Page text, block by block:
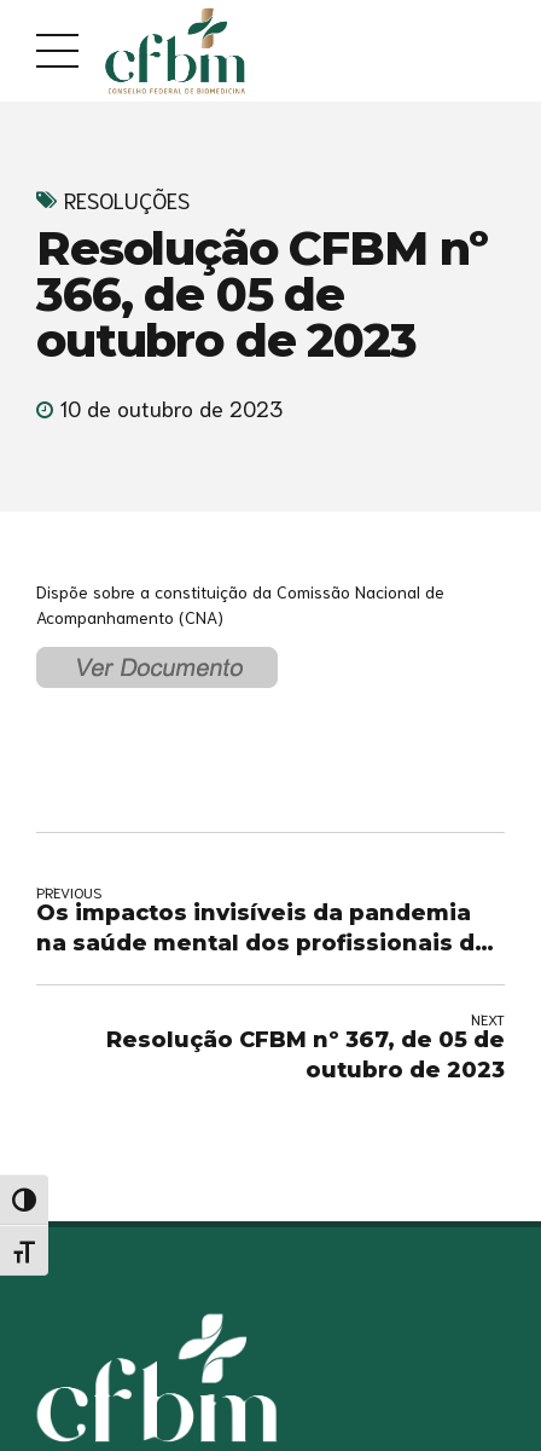
conteúdo
navegação
Alternar alto contraste
Alternar tamanho da fonte
RESOLUÇÕES
Resolução CFBM nº
366, de 05 de
outubro de 2023
10 de outubro de 2023
Dispõe sobre a constituição da Comissão Nacional de
Acompanhamento (CNA)
PREVIOUS
Os impactos invisíveis da pandemia
na saúde mental dos profissionais da
NEXT
Resolução CFBM nº 367, de 05 de
outubro de 2023